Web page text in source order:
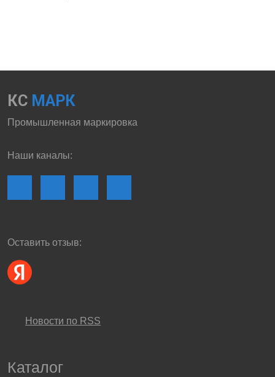
КС МАРК
Промышленная маркировка
Наши каналы:
Оставить отзыв:
Новости по RSS
Каталог